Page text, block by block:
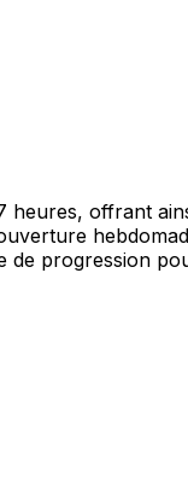
offrant
de progression